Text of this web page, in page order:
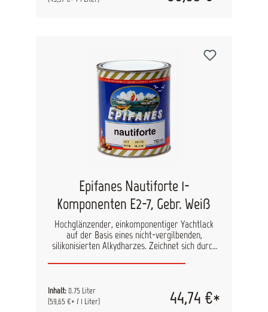
Farbverdünner Spritzverarbeitung Epifanes 1-K
Spritzverdünner
Epifanes Nautiforte 1-
Komponenten E2-7, Gebr. Weiß
Hochglänzender, einkomponentiger Yachtlack
auf der Basis eines nicht-vergilbenden,
silikonisierten Alkydharzes. Zeichnet sich durch
geringerer Schmutzanhaftung, langer
Glanz aus. Anwendungsbereich:GFK – Stahl –
Holz – Aluminium mit den geeigneten
Inhalt: 0.75 Liter
(59,65 €* / 1 Liter)
44,74 €*